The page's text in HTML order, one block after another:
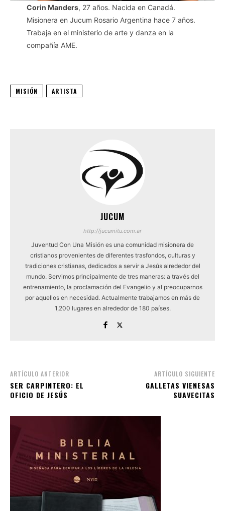
Corin Manders, 27 años. Nacida en Canadá.
Misionera en Jucum Rosario Argentina hace 7 años.
Trabaja en el ministerio de arte y danza en la
compañía AME.
MISIÓN ARTISTA
JUCUM
http://jucumitu.com.ar
Juventud Con Una Misión es una comunidad misionera de
cristianos provenientes de diferentes trasfondos, culturas y
tradiciones cristianas, dedicados a servir a Jesús alrededor del
mundo. Servimos principalmente de tres maneras: a través del
entrenamiento, la proclamación del Evangelio y al preocuparnos
por aquellos en necesidad. Actualmente trabajamos en más de
1,200 lugares en alrededor de 180 países.
ARTÍCULO ANTERIOR
SER CARPINTERO: EL
OFICIO DE JESÚS
ARTÍCULO SIGUIENTE
GALLETAS VIENESAS
SUAVECITAS